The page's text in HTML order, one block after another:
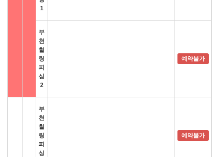
1
부
천
힐
링
피
싱
2
예약불가
부
천
힐
링
피
싱
예약불가